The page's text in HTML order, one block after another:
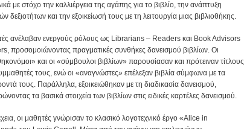
με στόχο την καλλιέργεια της αγάπης για το βιβλίο, την ανάπτυξη
δεξιοτήτων και την εξοικείωσή τους με τη λειτουργία μιας βιβλιοθήκης.
ανέλαβαν ενεργούς ρόλους ως Librarians – Readers και Book Advisors
προσομοιώνοντας πραγματικές συνθήκες δανεισμού βιβλίων. Οι
και οι «σύμβουλοι βιβλίων» παρουσίασαν και πρότειναν τίτλους
τους, ενώ οι «αναγνώστες» επέλεξαν βιβλία σύμφωνα με τα
τους. Παράλληλα, εξοικειώθηκαν με τη διαδικασία δανεισμού,
τα βασικά στοιχεία των βιβλίων στις ειδικές καρτέλες δανεισμού.
οι μαθητές γνώρισαν το κλασικό λογοτεχνικό έργο «Alice in